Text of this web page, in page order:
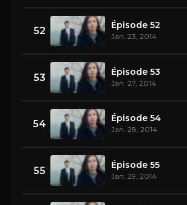
52 Épisode 52
Jan. 23, 2014
53 Épisode 53
Jan. 27, 2014
54 Épisode 54
Jan. 28, 2014
55 Épisode 55
Jan. 29, 2014